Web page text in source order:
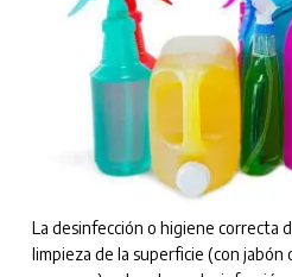
La desinfección o higiene correcta
limpieza de la superficie (con